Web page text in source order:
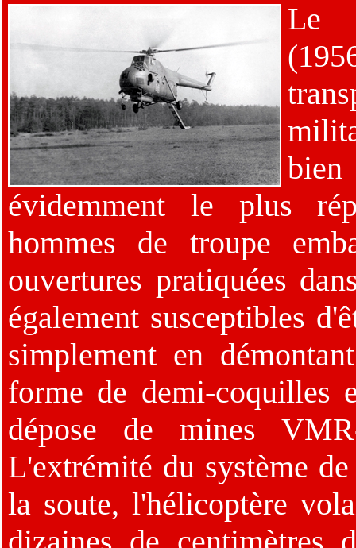
Le
bien
évidemment le plus
hommes de troupe
ouvertures pratiquées
également susceptibles
simplement en
forme de demi-coquilles
dépose de mines
L'extrémité du système
la soute, l'hélicoptère